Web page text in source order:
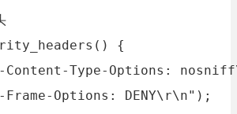
{
Content-Type-Options:
Frame-Options: DENY\r\n");